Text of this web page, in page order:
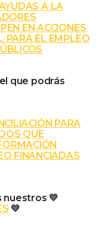
A LA
EN ACCIONES
PARA EL EMPLEO
que podrás
PARA
QUE
FINANCIADAS
nuestros 💛
💛